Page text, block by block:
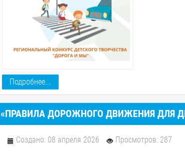
Подробнее...
«ПРАВИЛА ДОРОЖНОГО ДВИЖЕНИЯ ДЛЯ
Создано: 08 апреля 2026 Просмотров: 287